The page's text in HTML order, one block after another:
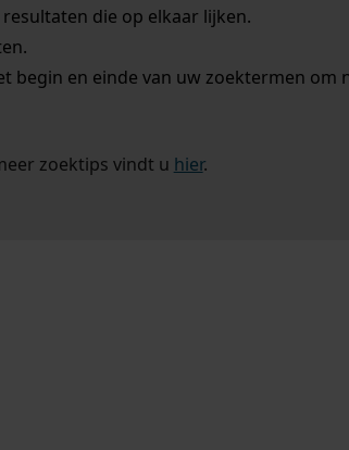
die op elkaar lijken.
begin en einde van uw zoektermen om
zoektips vindt u hier.